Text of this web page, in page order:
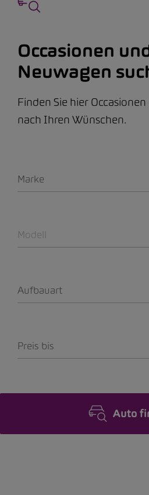
Occasionen
Neuwagen
Finden Sie hier
nach Ihren Wünschen.
Marke
Modell
Aufbauart
Preis bis
Auto